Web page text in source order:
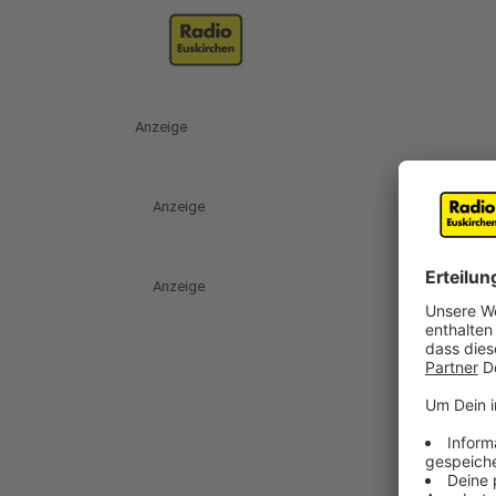
Anzeige
Anzeige
Anzeige